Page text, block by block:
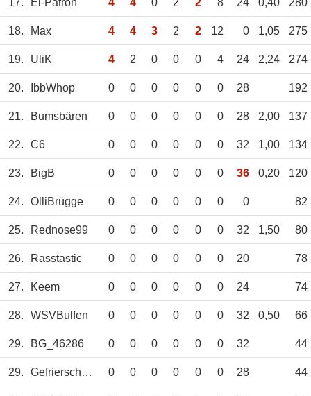
17. El-Patron 4 4 0 2 2 8 24 0,40 280
18. Max 4 4 3 2 2 12 0 1,05 275
19. UliK 4 2 0 0 0 4 24 2,24 274
20. IbbWhop 0 0 0 0 0 0 28 192
21. Bumsbären 0 0 0 0 0 0 28 2,00 137
22. C6 0 0 0 0 0 0 32 1,00 134
23. BigB 0 0 0 0 0 0 36 0,20 120
24. OlliBrügge 0 0 0 0 0 0 0 82
25. Rednose99 0 0 0 0 0 0 32 1,50 80
26. Rasstastic 0 0 0 0 0 0 20 78
27. Keem 0 0 0 0 0 0 24 74
28. WSVBulfen 0 0 0 0 0 0 32 0,50 66
29. BG_46286 0 0 0 0 0 0 32 44
29. Gefrierschrank 0 0 0 0 0 0 28 44